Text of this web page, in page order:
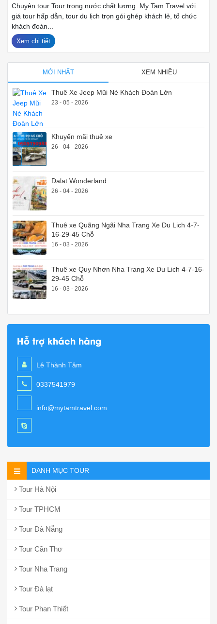
Chuyên tour Tour trong nước chất lượng. My Tam Travel với
giá tour hấp dẫn, tour du lịch trọn gói ghép khách lẻ, tổ chức
khách đoàn...
Xem chi tiết
MỚI NHẤT XEM NHIỀU
Thuê Xe Jeep Mũi Né Khách Đoàn Lớn
23 - 05 - 2026
Khuyến mãi thuê xe
26 - 04 - 2026
Dalat Wonderland
26 - 04 - 2026
Thuê xe Quãng Ngãi Nha Trang Xe Du Lich 4-7-
16-29-45 Chỗ
16 - 03 - 2026
Thuê xe Quy Nhơn Nha Trang Xe Du Lich 4-7-16-
29-45 Chỗ
16 - 03 - 2026
Hỗ trợ khách hàng
Lê Thành Tâm
0337541979
info@mytamtravel.com
DANH MỤC TOUR
Tour Hà Nội
Tour TPHCM
Tour Đà Nẵng
Tour Cần Thơ
Tour Nha Trang
Tour Đà lạt
Tour Phan Thiết